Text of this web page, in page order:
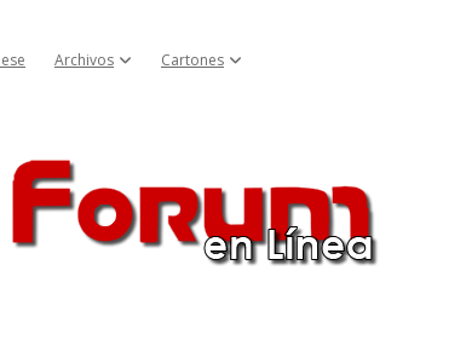
Archivos Abrir menú cascada
Cartones Abrir menú cascada
Forum
en